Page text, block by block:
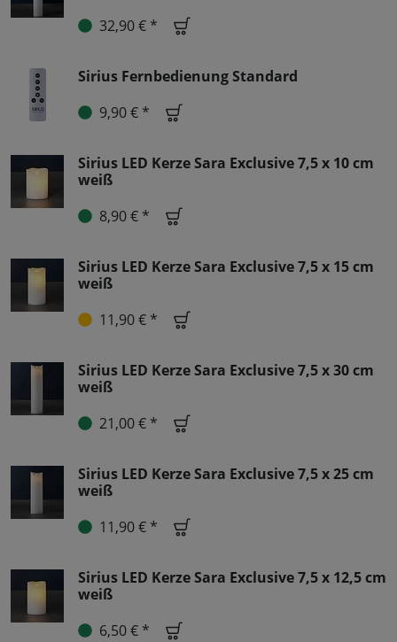
32,90 € *
Sirius Fernbedienung Standard
9,90 € *
Sirius LED Kerze Sara Exclusive 7,5 x 10 cm
weiß
8,90 € *
Sirius LED Kerze Sara Exclusive 7,5 x 15 cm
weiß
11,90 € *
Sirius LED Kerze Sara Exclusive 7,5 x 30 cm
weiß
21,00 € *
Sirius LED Kerze Sara Exclusive 7,5 x 25 cm
weiß
11,90 € *
Sirius LED Kerze Sara Exclusive 7,5 x 12,5 cm
weiß
6,50 € *